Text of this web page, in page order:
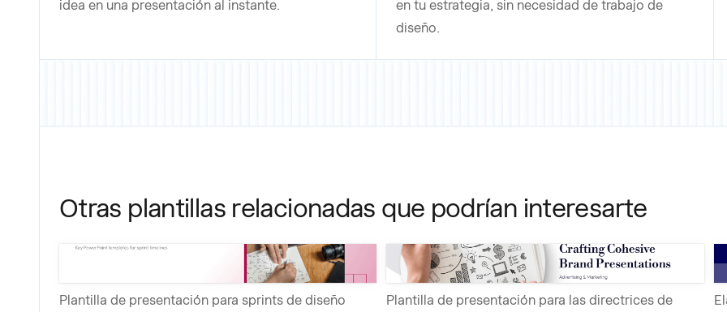
idea en una presentación al instante.
en tu estrategia, sin necesidad de trabajo de
diseño.
Otras plantillas relacionadas que podrían interesarte
Plantilla de presentación para sprints de diseño Plantilla de presentación para las directrices de